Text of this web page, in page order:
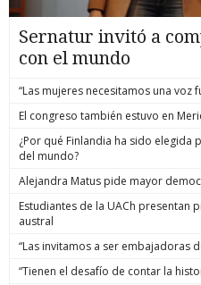
Sernatur invitó a
con el mundo
“Las mujeres necesitamos una voz
El congreso también estuvo en
¿Por qué Finlandia ha sido elegida
del mundo?
Alejandra Matus pide mayor
Estudiantes de la UACh presentan
austral
“Las invitamos a ser embajadoras
“Tienen el desafío de contar la